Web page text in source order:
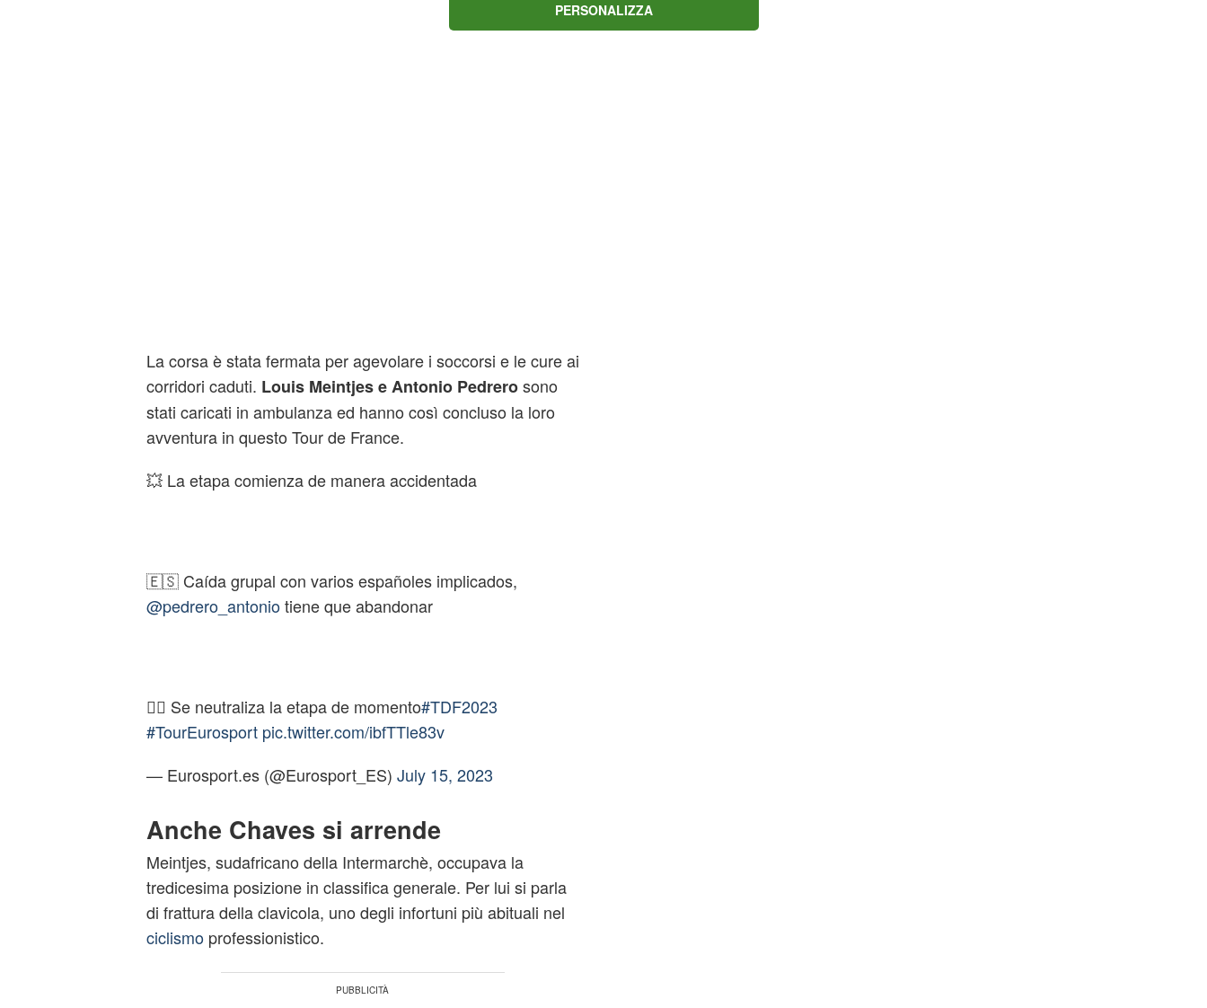
La corsa è stata fermata per agevolare i soccorsi e le cure ai
corridori caduti. Louis Meintjes e Antonio Pedrerosono
stati caricati in ambulanza ed hanno così concluso la loro
avventura in questo Tour de France.
💥 La etapa comienza de manera accidentada
🇪🇸 Caída grupal con varios españoles implicados,
@pedrero_antoniotiene que abandonar
🚴‍♂️ Se neutraliza la etapa de momento#TDF2023
#TourEurosport pic.twitter.com/ibfTTle83v
— Eurosport.es (@Eurosport_ES) July 15, 2023
Anche Chaves si arrende
Meintjes, sudafricano della Intermarchè, occupava la
tredicesima posizione in classifica generale. Per lui si parla
di frattura della clavicola, uno degli infortuni più abituali nel
ciclismoprofessionistico.
PERSONALIZZA